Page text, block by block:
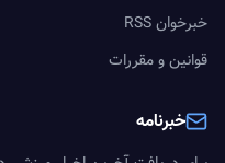
خبرخوان RSS
قوانین و مقررات
خبرنامه